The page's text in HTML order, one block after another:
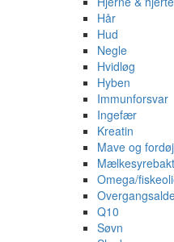
Hår
Hud
Negle
Hvidløg
Hyben
Immunforsvar
Ingefær
Kreatin
Mave og
Omega/
Q10
Søvn